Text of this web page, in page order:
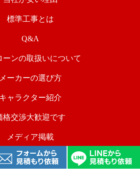
標準工事とは
Q&A
ーンの取扱いについて
メーカーの選び方
キャラクター紹介
格交渉大歓迎です
メディア掲載
取り扱い商品